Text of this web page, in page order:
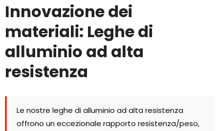
Innovazione dei
materiali: Leghe di
alluminio ad alta
resistenza
Le nostre leghe di alluminio ad alta resistenza
offrono un eccezionale rapporto resistenza/peso,